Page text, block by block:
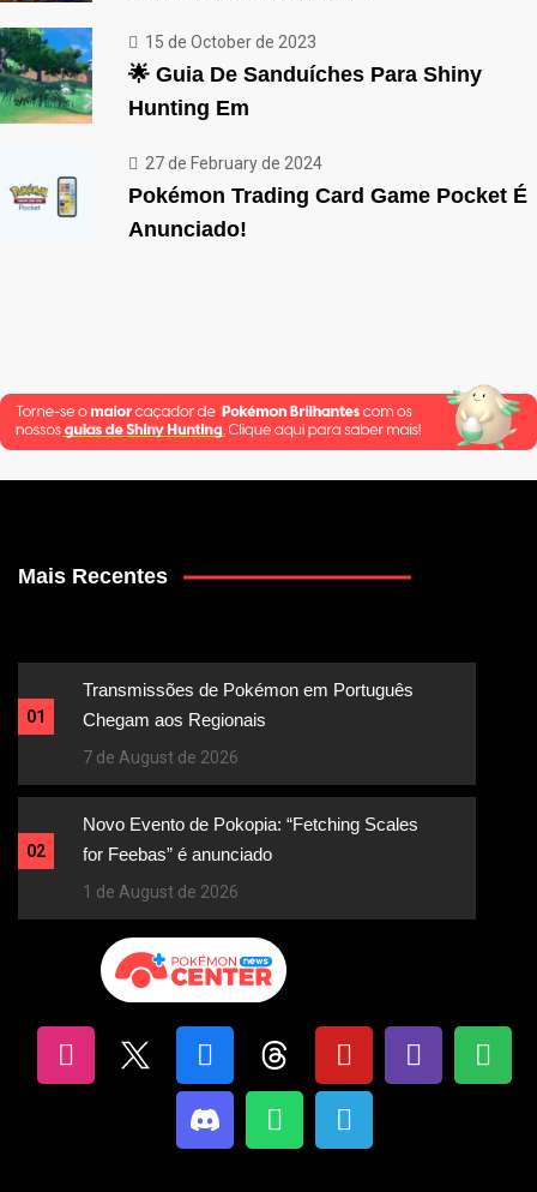
15 de October de 2023
🌟 Guia De Sanduíches Para Shiny
Hunting Em
27 de February de 2024
Pokémon Trading Card Game Pocket É
Anunciado!
Mais Recentes
01
Transmissões de Pokémon em Português
Chegam aos Regionais
7 de August de 2026
02
Novo Evento de Pokopia: “Fetching Scales
for Feebas” é anunciado
1 de August de 2026